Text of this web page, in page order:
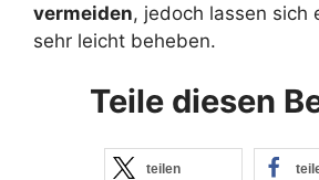
vermeiden, jedoch lassen sich
sehr leicht beheben.
Teile diesen
teilen